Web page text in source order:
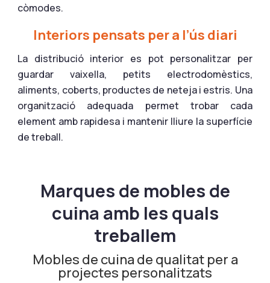
còmodes.
Interiors pensats per a l’ús diari
La distribució interior es pot personalitzar per
guardar vaixella, petits electrodomèstics,
aliments, coberts, productes de neteja i estris. Una
organització adequada permet trobar cada
element amb rapidesa i mantenir lliure la superfície
de treball.
Marques de mobles de
cuina amb les quals
treballem
Mobles de cuina de qualitat per a
projectes personalitzats